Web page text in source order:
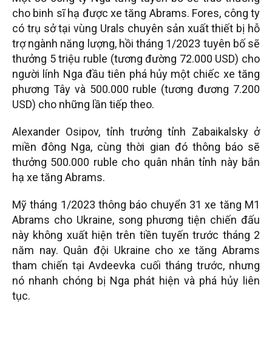
cho binh sĩ hạ được xe tăng Abrams. Fores, công ty
có trụ sở tại vùng Urals chuyên sản xuất thiết bị hỗ
trợ ngành năng lượng, hồi tháng 1/2023 tuyên bố sẽ
thưởng 5 triệu ruble (tương đường 72.000 USD) cho
người lính Nga đầu tiên phá hủy một chiếc xe tăng
phương Tây và 500.000 ruble (tương đương 7.200
USD) cho những lần tiếp theo.
Alexander Osipov, tỉnh trưởng tỉnh Zabaikalsky ở
miền đông Nga, cùng thời gian đó thông báo sẽ
thưởng 500.000 ruble cho quân nhân tỉnh này bắn
hạ xe tăng Abrams.
Mỹ tháng 1/2023 thông báo chuyển 31 xe tăng M1
Abrams cho Ukraine, song phương tiện chiến đấu
này không xuất hiện trên tiền tuyến trước tháng 2
năm nay. Quân đội Ukraine cho xe tăng Abrams
tham chiến tại Avdeevka cuối tháng trước, nhưng
nó nhanh chóng bị Nga phát hiện và phá hủy liên
tục.